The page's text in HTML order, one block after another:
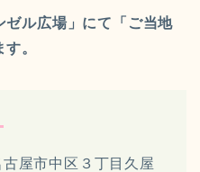
ゼル広場」にて
「ご当地
。
古屋市中区３丁目久屋